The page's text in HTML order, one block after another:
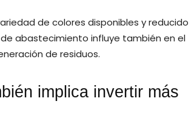
de colores disponibles y reducido
abastecimiento influye también en el
de residuos.
implica invertir más